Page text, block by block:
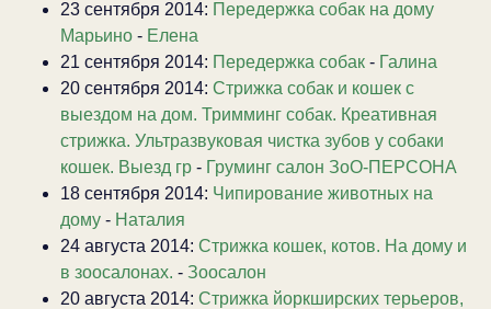
23 сентября 2014: Передержка собак на дому
Марьино - Елена
21 сентября 2014: Передержка собак - Галина
20 сентября 2014: Стрижка собак и кошек с
выездом на дом. Тримминг собак. Креативная
стрижка. Ультразвуковая чистка зубов у собаки
кошек. Выезд гр - Груминг салон ЗоО-ПЕРСОНА
18 сентября 2014: Чипирование животных на
дому - Наталия
24 августа 2014: Стрижка кошек, котов. На дому и
в зоосалонах. - Зоосалон
20 августа 2014: Стрижка йоркширских терьеров,